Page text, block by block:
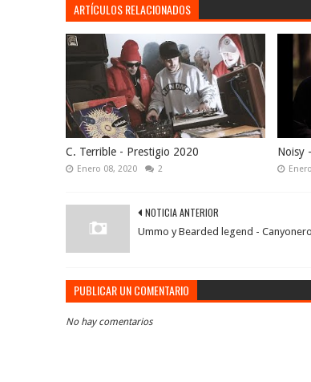
ARTÍCULOS RELACIONADOS
C. Terrible - Prestigio 2020
Enero 08, 2020 2
Noisy
NOTICIA ANTERIOR
Ummo y Bearded legend - Canyonero
PUBLICAR UN COMENTARIO
No hay comentarios